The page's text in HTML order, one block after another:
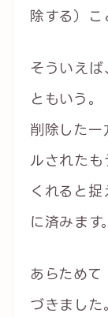
除する）こ
そういえ
ともいう。
削除した一
ルされたも
くれると
に済みます。
あらため
づきました